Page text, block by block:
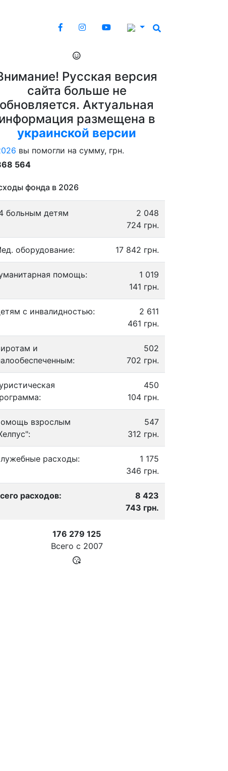
Русская версия
сайта больше не
обновляется. Актуальная
размещена в
украинской версии
вы помогли на сумму, грн.
564
фонда в 2026
больным детям
2 048
724 грн.
оборудование: 17 842 грн.
помощь:
1 019
141 грн.
с инвалидностью:
2 611
461 грн.
и
502
702 грн.
450
104 грн.
взрослым
547
312 грн.
расходы:
1 175
346 грн.
расходов:
8 423
743 грн.
176 279 125
Всего с 2007